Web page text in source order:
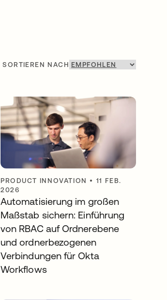
SORTIEREN NACH
PRODUCT INNOVATION • 11 FEB.
2026
Automatisierung im großen
Maßstab sichern: Einführung
von RBAC auf Ordnerebene
und ordnerbezogenen
Verbindungen für Okta
Workflows